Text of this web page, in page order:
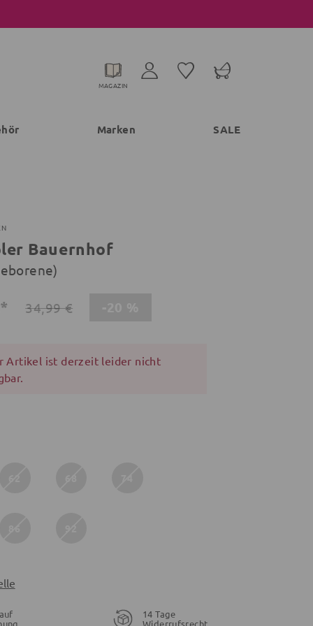
MAGAZIN
Marken SALE
Bauernhof
34,99 €
Artikel ist derzeit leider nicht
14 Tage
Widerrufsrecht